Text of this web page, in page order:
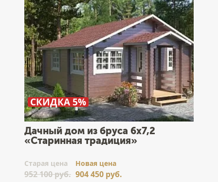
СКИДКА 5%
Дачный дом из бруса 6х7,2
«Старинная традиция»
Cтарая цена
952 100 руб.
Новая цена
904 450 руб.